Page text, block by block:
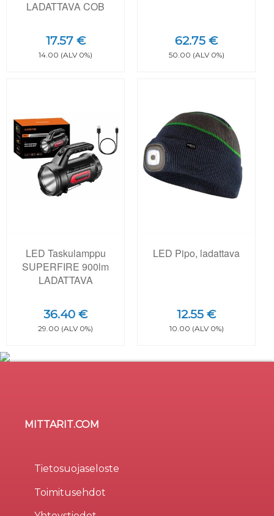
LADATTAVA COB
17.57 €
14.00 (ALV 0%)
62.75 €
50.00 (ALV 0%)
LED Taskulamppu
SUPERFIRE 900lm
LADATTAVA
36.40 €
29.00 (ALV 0%)
LED Pipo, ladattava
12.55 €
10.00 (ALV 0%)
MITTARIT.COM
Tietosuojaseloste
Toimitusehdot
Evästeitä (cookie) käytetään parantamaan sivuston
kolmansien osapuolten tarjoamiin palveluihin.
ValinnallaHyväksy kaikki